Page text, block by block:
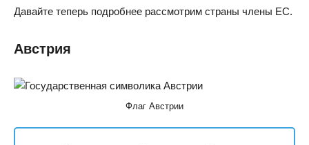
Давайте теперь подробнее рассмотрим страны члены ЕС.
Австрия
Флаг Австрии